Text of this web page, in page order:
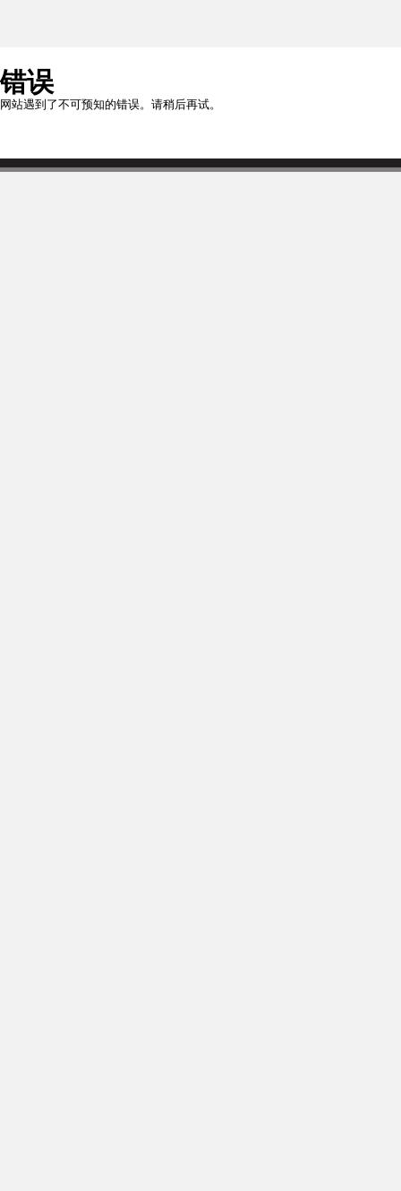
错误
网站遇到了不可预知的错误。请稍后再试。